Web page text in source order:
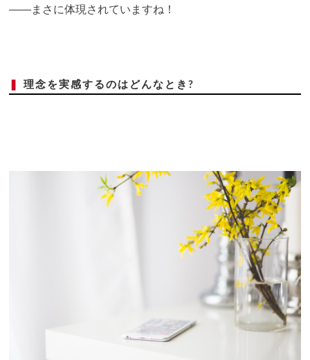
――まさに体現されていますね！
❚理念を実感するのはどんなとき?